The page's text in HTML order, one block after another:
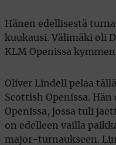
Hänen edellisestä
kuukausi. Välimäki oli
KLM Openissa
Oliver Lindell pelaa
Scottish Openissa.
Openissa, jossa tuli
on edelleen vailla
major-turnaukseen.